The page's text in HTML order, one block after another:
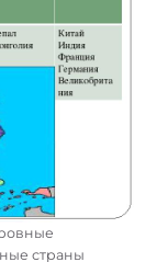
страны